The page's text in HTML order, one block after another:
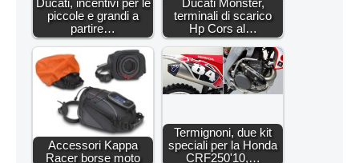
Ducati, incentivi per le
piccole e grandi a
partire…
Ducati Monster,
terminali di scarico
Hp Cors al…
Accessori Kappa
Racer borse moto
Termignoni, due kit
speciali per la Honda
CRF250'10,…